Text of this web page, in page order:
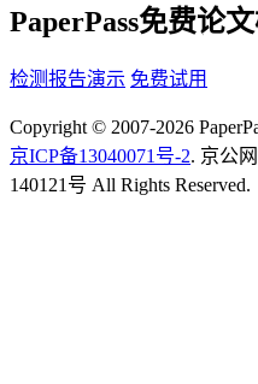
PaperPass免费论
检测报告演示 免费试用
Copyright © 2007-2026
京ICP备13040071号-2. 京公
140121号 All Rights Reserved.